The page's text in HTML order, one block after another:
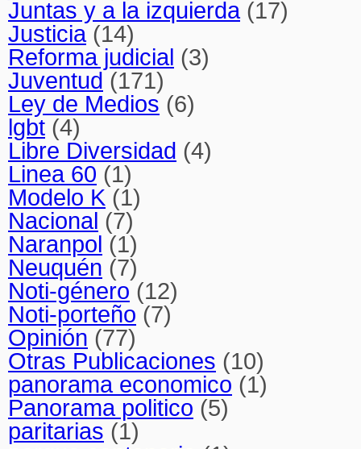
Juntas y a la izquierda(17)
Justicia(14)
Reforma judicial (3)
Juventud (171)
Ley de Medios (6)
lgbt (4)
Libre Diversidad (4)
Linea 60 (1)
Modelo K (1)
Nacional (7)
Naranpol (1)
Neuquén (7)
Noti-género (12)
Noti-porteño (7)
Opinión (77)
Otras Publicaciones (10)
panorama economico (1)
Panorama politico (5)
paritarias (1)